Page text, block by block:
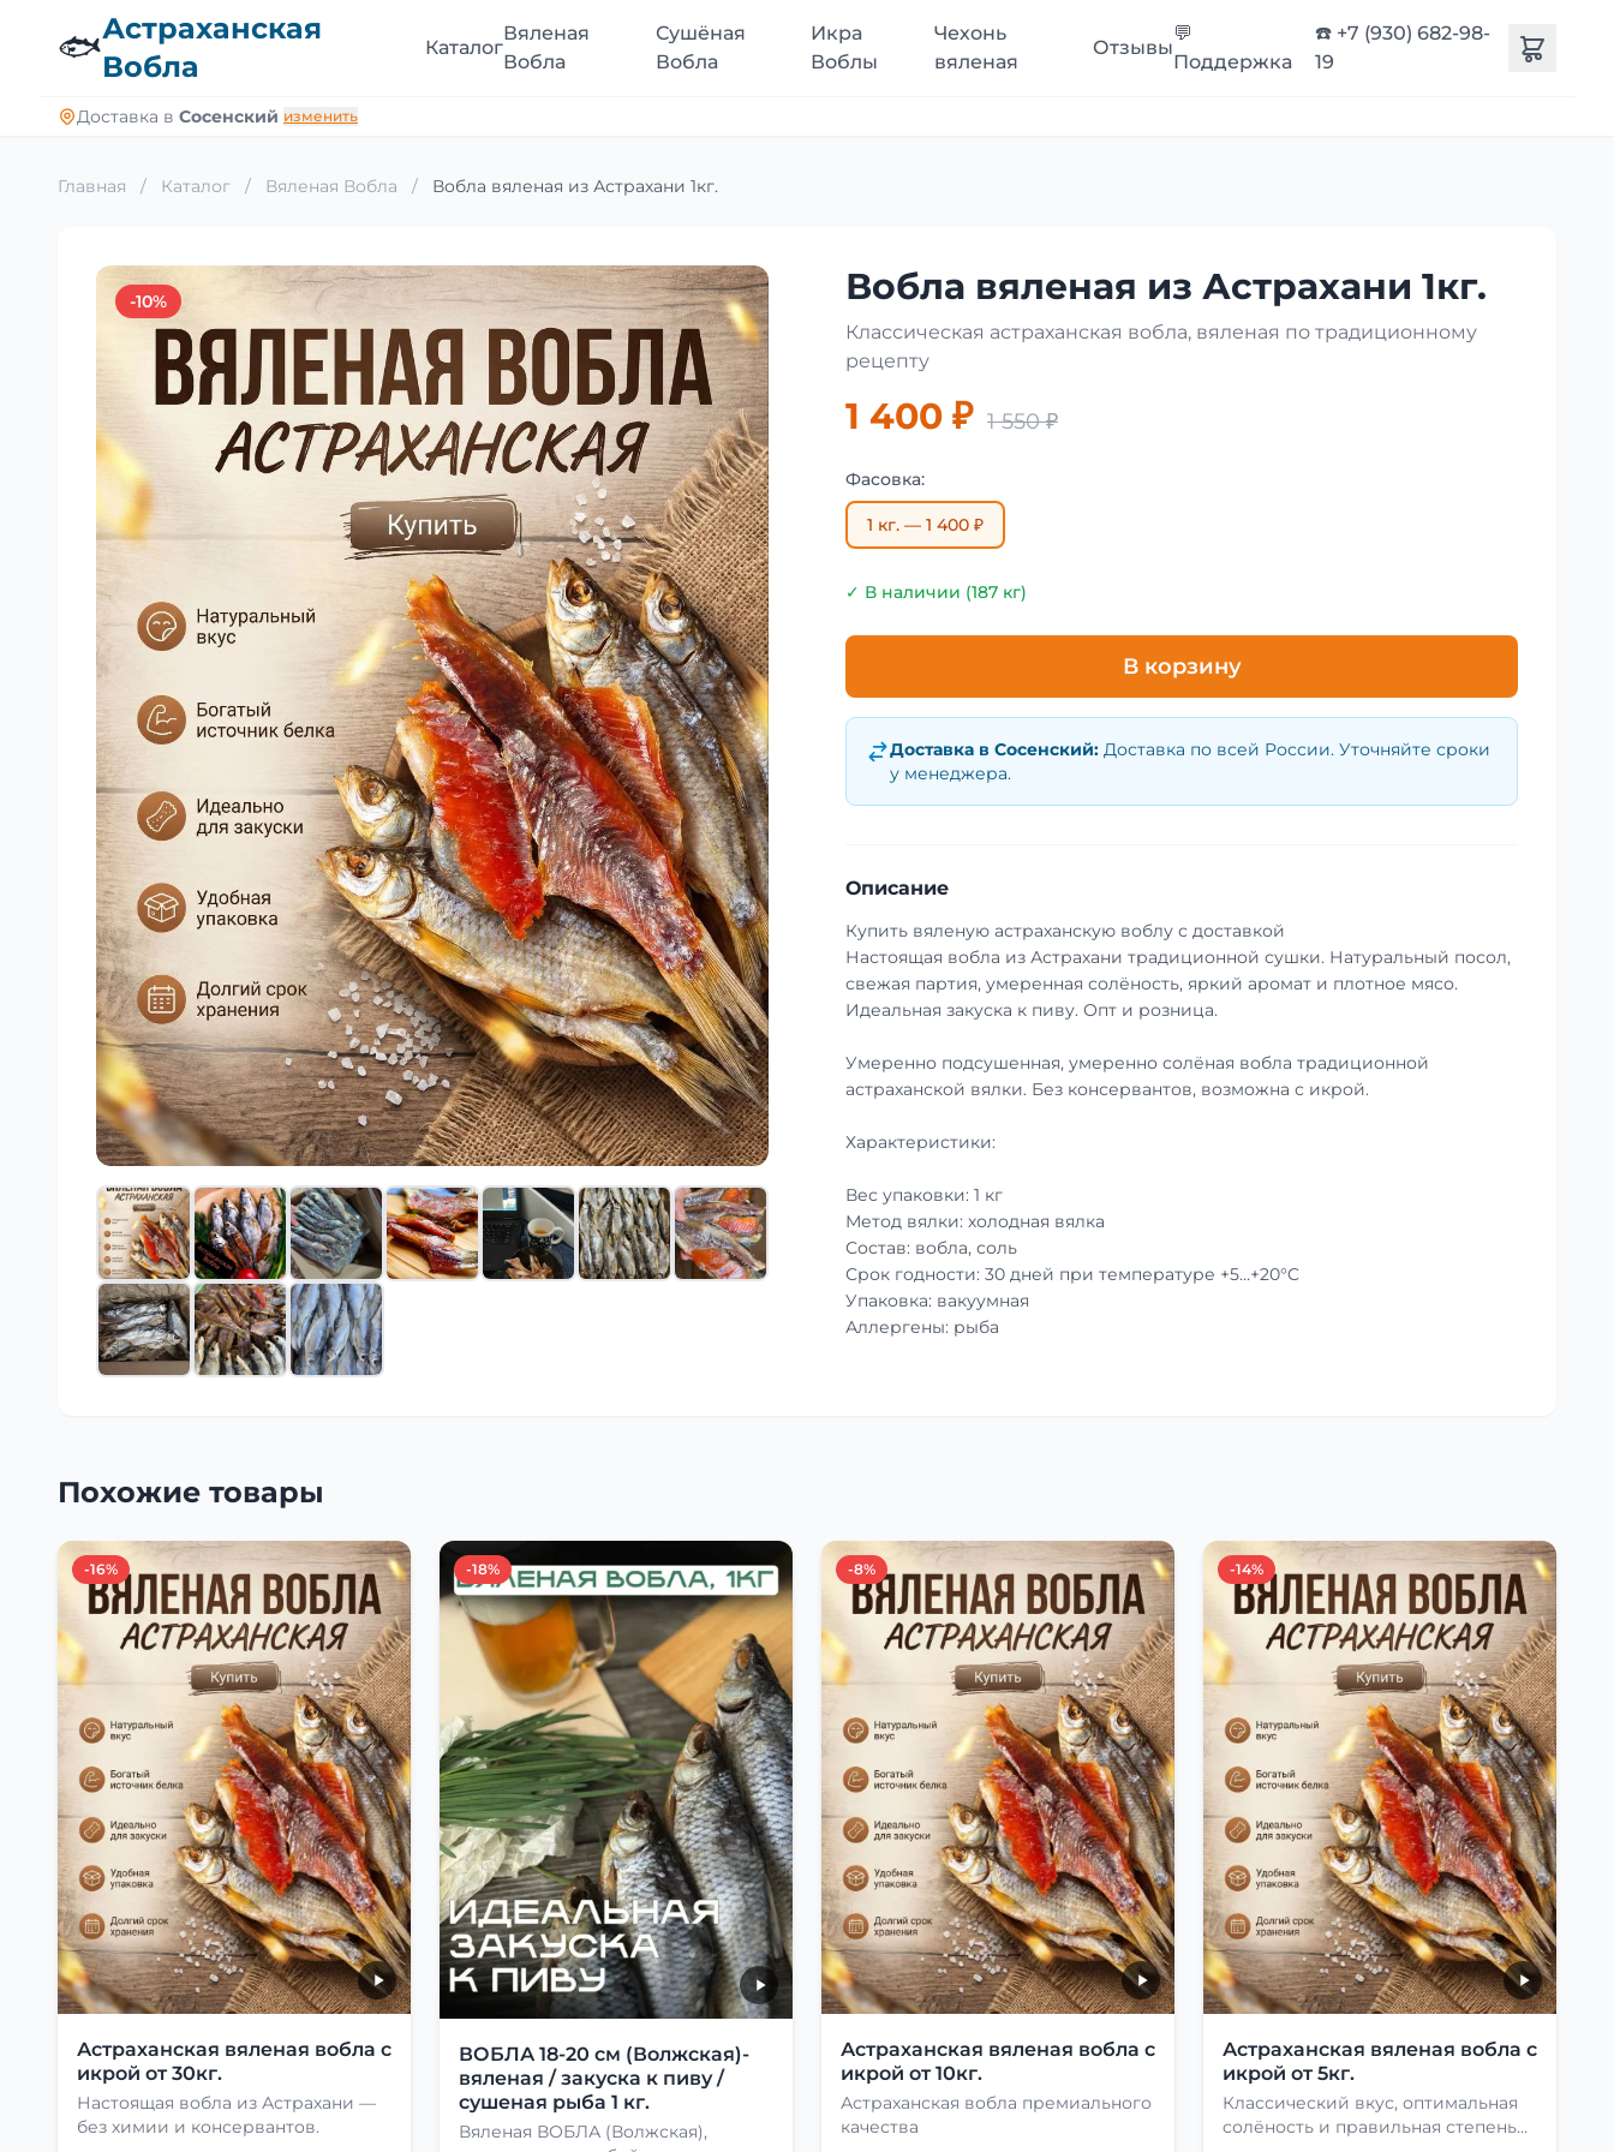
🐟Астраханская
Вобла
Каталог
Вяленая
Вобла
Сушёная
Вобла
Икра
Воблы
Чехонь
вяленая
Отзывы
💬
Поддержка
☎️ +7 (930) 682-98-
19
Доставка в Сосенский изменить
Главная / Каталог / Вяленая Вобла / Вобла вяленая из Астрахани 1кг.
-10% Вобла вяленая из Астрахани 1кг.
Классическая астраханская вобла, вяленая по традиционному
рецепту
1 400 ₽ 1 550 ₽
Фасовка:
1 кг. — 1 400 ₽
✓ В наличии (187 кг)
В корзину
Доставка в Сосенский: Доставка по всей России. Уточняйте сроки
у менеджера.
Описание
Купить вяленую астраханскую воблу с доставкой
Настоящая вобла из Астрахани традиционной сушки. Натуральный посол,
свежая партия, умеренная солёность, яркий аромат и плотное мясо.
Идеальная закуска к пиву. Опт и розница.
Умеренно подсушенная, умеренно солёная вобла традиционной
астраханской вялки. Без консервантов, возможна с икрой.
Характеристики:
Вес упаковки: 1 кг
Метод вялки: холодная вялка
Состав: вобла, соль
Срок годности: 30 дней при температуре +5…+20°C
Упаковка: вакуумная
Аллергены: рыба
Похожие товары
-16%
Астраханская вяленая вобла с
икрой от 30кг.
Настоящая вобла из Астрахани —
без химии и консервантов.
-18%
ВОБЛА 18-20 см (Волжская)-
вяленая / закуска к пиву /
сушеная рыба 1 кг.
Вяленая ВОБЛА (Волжская),
-8%
Астраханская вяленая вобла с
икрой от 10кг.
Астраханская вобла премиального
качества
-14%
Астраханская вяленая вобла с
икрой от 5кг.
Классический вкус, оптимальная
солёность и правильная степень